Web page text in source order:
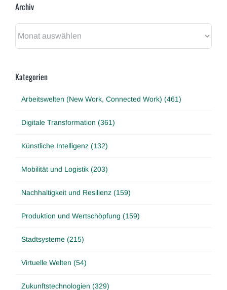
Archiv
Kategorien
Arbeitswelten (New Work, Connected Work) (461)
Digitale Transformation (361)
Künstliche Intelligenz (132)
Mobilität und Logistik (203)
Nachhaltigkeit und Resilienz (159)
Produktion und Wertschöpfung (159)
Stadtsysteme (215)
Virtuelle Welten (54)
Zukunftstechnologien (329)